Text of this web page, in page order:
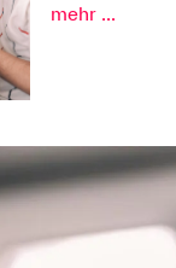
mehr ...